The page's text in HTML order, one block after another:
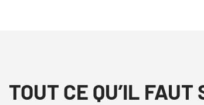
TOUT CE QU’IL